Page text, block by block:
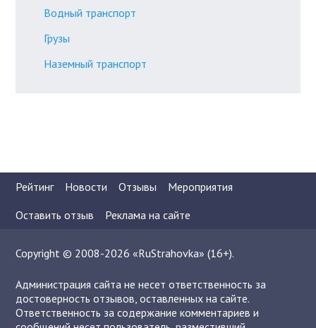
Водный транспорт
Грузы
Наземный транспорт
Рейтинг Новости Отзывы
Мероприятия
Оставить отзыв
Реклама на сайте
Copyright © 2008-2026 «RuStrahovka» (16+).
Администрация сайта не несет ответственность за
достоверность отзывов, оставленных на сайте.
Ответственность за содержание комментариев и